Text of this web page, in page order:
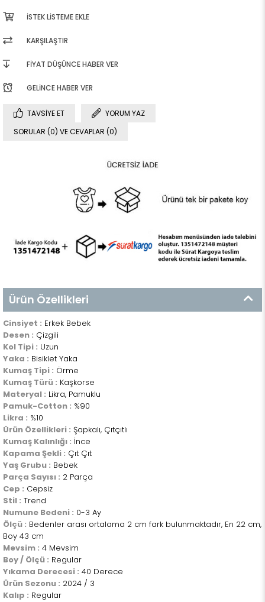
İSTEK LISTEME EKLE
KARŞILAŞTIR
FIYAT DÜŞÜNCE HABER VER
GELINCE HABER VER
TAVSIYE ET
YORUM YAZ
SORULAR (0) VE CEVAPLAR (0)
Ürün Özellikleri
Cinsiyet : Erkek Bebek
Desen : Çizgili
Kol Tipi : Uzun
Yaka : Bisiklet Yaka
Kumaş Tipi : Örme
Kumaş Türü : Kaşkorse
Materyal : Likra, Pamuklu
Pamuk-Cotton : %90
Likra : %10
Ürün Özellikleri : Şapkalı, Çıtçıtlı
Kumaş Kalınlığı : İnce
Kapama Şekli : Çıt Çıt
Yaş Grubu : Bebek
Parça Sayısı : 2 Parça
Cep : Cepsiz
Stil : Trend
Numune Bedeni : 0-3 Ay
Ölçü : Bedenler arası ortalama 2 cm fark bulunmaktadır, En 22 cm,
Boy 43 cm
Mevsim : 4 Mevsim
Boy / Ölçü : Regular
Yıkama Derecesi : 40 Derece
Ürün Sezonu : 2024 / 3
Kalıp : Regular